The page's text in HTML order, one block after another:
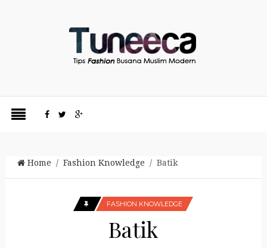
Home / Fashion Knowledge / Batik
FASHION KNOWLEDGE
Batik